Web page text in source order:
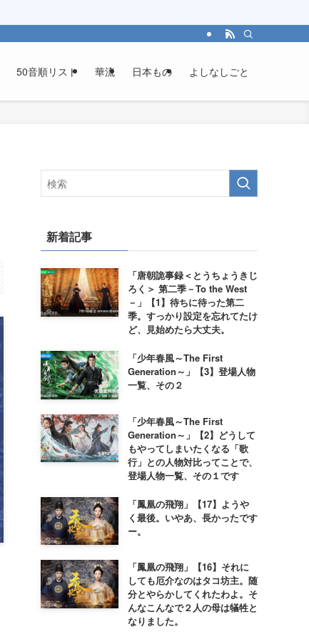
50音順リスト 華流 日本もの よしなしごと
新着記事
「唐朝詭事録＜とうちょうきじ
ろく＞ 第二季－To the West
－」【1】待ちに待った第二
季。すっかり設定を忘れてたけ
ど、見始めたら大丈夫。
「少年春風～The First
Generation～」【3】登場人物
一覧、その２
「少年春風～The First
Generation～」【2】どうして
もやってしまいたくなる「歌
行」との人物対比ってことで、
登場人物一覧、その１です
「鳳凰の飛翔」【17】ようや
く最後。いやあ、長かったです
ー。
「鳳凰の飛翔」【16】それに
しても厄介なのはタコ坊主。随
分とやらかしてくれたわよ。そ
んなこんなで２人の母は犠牲と
なりました。